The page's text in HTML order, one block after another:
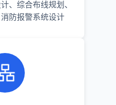
、综合布线规划、
防报警系统设计